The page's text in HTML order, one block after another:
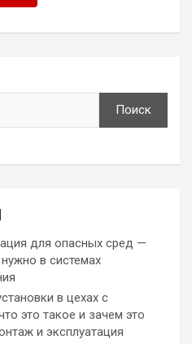
Поиск
для опасных сред —
в системах
в цехах с
это такое и зачем это
и эксплуатация